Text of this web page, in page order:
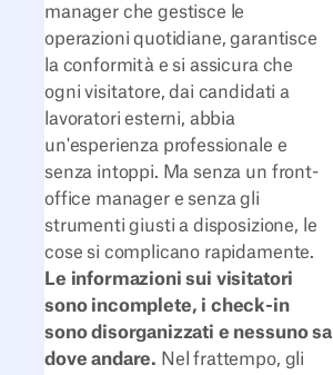
manager che gestisce le
operazioni quotidiane, garantisce
la conformità e si assicura che
ogni visitatore, dai candidati a
lavoratori esterni, abbia
un'esperienza professionale e
senza intoppi. Ma senza un front-
office manager e senza gli
strumenti giusti a disposizione, le
cose si complicano rapidamente.
Le informazioni sui visitatori
sono incomplete, i check-in
sono disorganizzati e nessuno sa
dove andare. Nel frattempo, gli